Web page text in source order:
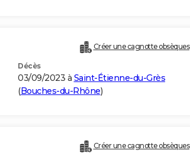
Créer une cagnotte obsèques
Décès
03/09/2023 à Saint-Étienne-du-Grès
(Bouches-du-Rhône)
Créer une cagnotte obsèques